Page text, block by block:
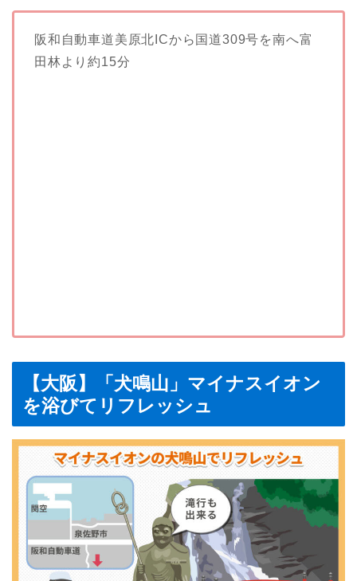
阪和自動車道美原北ICから国道309号を南へ富
田林より約15分
【大阪】「犬鳴山」マイナスイオン
を浴びてリフレッシュ